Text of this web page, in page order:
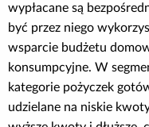
Business
Kontakt dla mediów
wypłacane są
być przez niego
wsparcie budżetu
konsumpcyjne. W
kategorie pożyczek
udzielane na niskie